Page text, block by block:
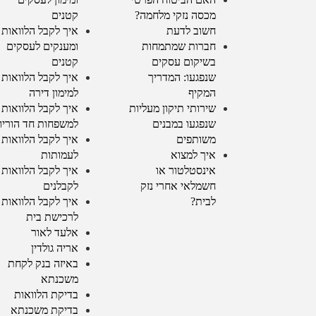
מכסה נזקי מלחמה?
חשוב לדעת
חברות שמתמחות
בשיקום עסקים
שנפגעו: המדריך
המקיף
שירותי תיקון מעליות
שנפגעו במבנים
משותפים
איך למצוא
אינסטלטור או
חשמלאי אחרי נזק
לבית?
קטנים
איך לקבל הלוואות
ומענקים לעסקים
קטנים
איך לקבל הלוואות
למימון דירה
איך לקבל הלוואות
למשפחות חד
איך לקבל הלוואות
לעמותות
איך לקבל הלוואות
לקבלנים
איך לקבל הלוואות
לרכישת בית
אלעד לאור
אריה גולדין
באיזה בנק לקחת
משכנתא
בדיקת הלוואות
בדיקת משכנתא